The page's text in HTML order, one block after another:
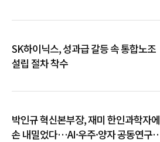
SK하이닉스, 성과급 갈등 속 통합노조
설립 절차 착수
박인규 혁신본부장, 재미 한인과학자에
손 내밀었다…AI·우주·양자 공동연구